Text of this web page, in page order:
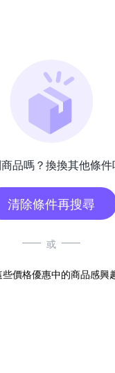
品嗎？換換其他條件
清除條件再搜尋
或
價格優惠中的商品感興